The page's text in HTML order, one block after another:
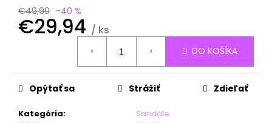
€49,90 –40 %
€29,94 / ks
DO KOŠÍKA
Kategória:
Sandále
Opýtať sa Strážiť Zdieľať
O
d
ú
č
m